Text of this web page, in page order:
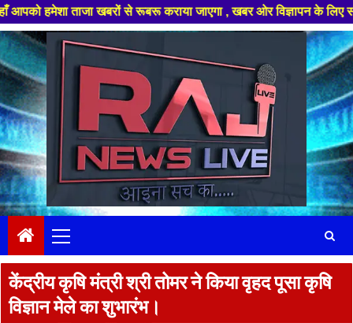
खबरों से रूबरू कराया जाएगा , खबर ओर विज्ञापन के लिए संपर्क करे
Skip
to
content
Menu
केंद्रीय कृषि मंत्री श्री तोमर ने किया वृहद पूसा कृषि
विज्ञान मेले का शुभारंभ।